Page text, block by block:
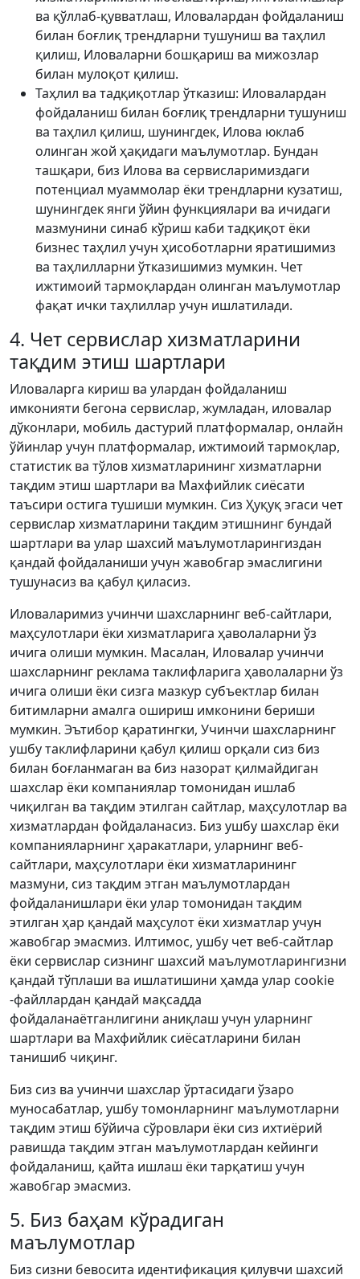
ва қўллаб-қувватлаш, Иловалардан фойдаланиш
билан боғлиқ трендларни тушуниш ва таҳлил
қилиш, Иловаларни бошқариш ва мижозлар
билан мулоқот қилиш.
Таҳлил ва тадқиқотлар ўтказиш: Иловалардан
фойдаланиш билан боғлиқ трендларни тушуниш
ва таҳлил қилиш, шунингдек, Илова юклаб
олинган жой ҳақидаги маълумотлар. Бундан
ташқари, биз Илова ва сервисларимиздаги
потенциал муаммолар ёки трендларни кузатиш,
шунингдек янги ўйин функциялари ва ичидаги
мазмунини синаб кўриш каби тадқиқот ёки
бизнес таҳлил учун ҳисоботларни яратишимиз
ва таҳлилларни ўтказишимиз мумкин. Чет
ижтимоий тармоқлардан олинган маълумотлар
фақат ички таҳлиллар учун ишлатилади.
4. Чет сервислар хизматларини
тақдим этиш шартлари
Иловаларга кириш ва улардан фойдаланиш
имконияти бегона сервислар, жумладан, иловалар
дўконлари, мобиль дастурий платформалар, онлайн
ўйинлар учун платформалар, ижтимоий тармоқлар,
статистик ва тўлов хизматларининг хизматларни
тақдим этиш шартлари ва Махфийлик сиёсати
таъсири остига тушиши мумкин. Сиз Ҳуқуқ эгаси чет
сервислар хизматларини тақдим этишнинг бундай
шартлари ва улар шахсий маълумотларингиздан
қандай фойдаланиши учун жавобгар эмаслигини
тушунасиз ва қабул қиласиз.
Иловаларимиз учинчи шахсларнинг веб-сайтлари,
маҳсулотлари ёки хизматларига ҳаволаларни ўз
ичига олиши мумкин. Масалан, Иловалар учинчи
шахсларнинг реклама таклифларига ҳаволаларни ўз
ичига олиши ёки сизга мазкур субъектлар билан
битимларни амалга ошириш имконини бериши
мумкин. Эътибор қаратингки, Учинчи шахсларнинг
ушбу таклифларини қабул қилиш орқали сиз биз
билан боғланмаган ва биз назорат қилмайдиган
шахслар ёки компаниялар томонидан ишлаб
чиқилган ва тақдим этилган сайтлар, маҳсулотлар ва
хизматлардан фойдаланасиз. Биз ушбу шахслар ёки
компанияларнинг ҳаракатлари, уларнинг веб-
сайтлари, маҳсулотлари ёки хизматларининг
мазмуни, сиз тақдим этган маълумотлардан
фойдаланишлари ёки улар томонидан тақдим
этилган ҳар қандай маҳсулот ёки хизматлар учун
жавобгар эмасмиз. Илтимос, ушбу чет веб-сайтлар
ёки сервислар сизнинг шахсий маълумотларингизни
қандай тўплаши ва ишлатишини ҳамда улар cookie
-файллардан қандай мақсадда
фойдаланаётганлигини аниқлаш учун уларнинг
шартлари ва Махфийлик сиёсатларини билан
танишиб чиқинг.
Биз сиз ва учинчи шахслар ўртасидаги ўзаро
муносабатлар, ушбу томонларнинг маълумотларни
тақдим этиш бўйича сўровлари ёки сиз ихтиёрий
равишда тақдим этган маълумотлардан кейинги
фойдаланиш, қайта ишлаш ёки тарқатиш учун
жавобгар эмасмиз.
5. Биз баҳам кўрадиган
маълумотлар
Биз сизни бевосита идентификация қилувчи шахсий